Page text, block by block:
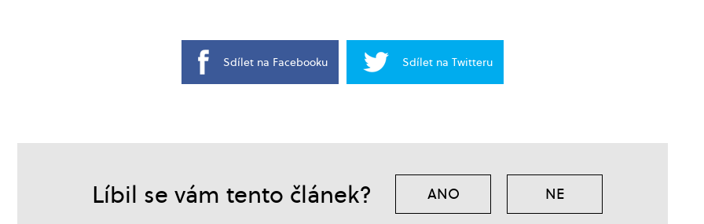
Sdílet na Facebooku Sdílet na Twitteru
Líbil se vám tento článek? ANO NE